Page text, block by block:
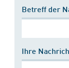
Betreff der
Ihre